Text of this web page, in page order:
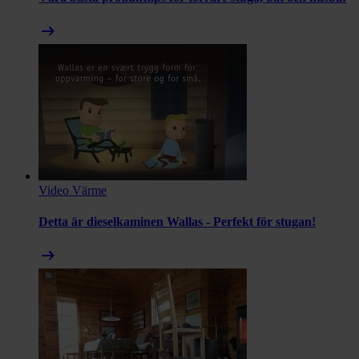
arrow_right_alt
Video Värme
Detta är dieselkaminen Wallas - Perfekt för stugan!
arrow_right_alt